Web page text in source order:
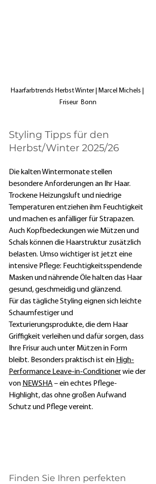
Haarfarbtrends Herbst Winter | Marcel Michels |
Friseur  Bonn
Styling Tipps für den
Herbst/Winter 2025/26
Die kalten Wintermonate stellen
besondere Anforderungen an Ihr Haar.
Trockene Heizungsluft und niedrige
Temperaturen entziehen ihm Feuchtigkeit
und machen es anfälliger für Strapazen.
Auch Kopfbedeckungen wie Mützen und
Schals können die Haarstruktur zusätzlich
belasten. Umso wichtiger ist jetzt eine
intensive Pflege: Feuchtigkeitsspendende
Masken und nährende Öle halten das Haar
gesund, geschmeidig und glänzend.
Für das tägliche Styling eignen sich leichte
Schaumfestiger und
Texturierungsprodukte, die dem Haar
Griffigkeit verleihen und dafür sorgen, dass
Ihre Frisur auch unter Mützen in Form
bleibt. Besonders praktisch ist ein High-
Performance Leave-in-Conditioner wie der
von NEWSHA – ein echtes Pflege-
Highlight, das ohne großen Aufwand
Schutz und Pflege vereint.
Finden Sie Ihren perfekten